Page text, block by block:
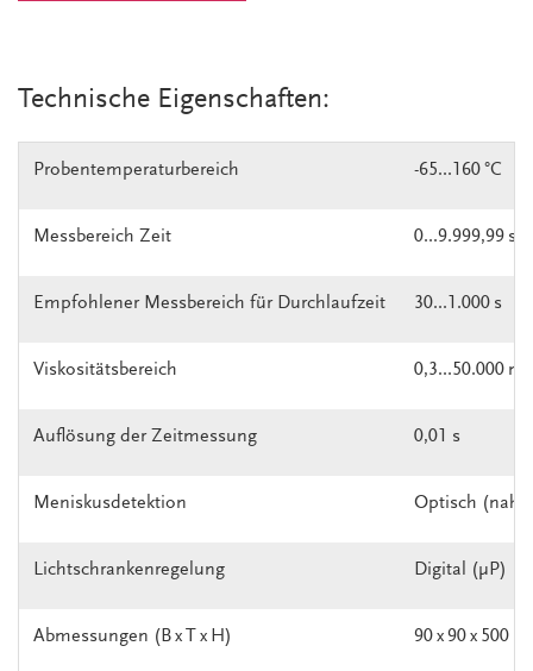
Technische Eigenschaften:
Probentemperaturbereich -65...160 °C
Messbereich Zeit 0...9.999,99 s
Empfohlener Messbereich für Durchlaufzeit 30...1.000 s
Viskositätsbereich 0,3...50.000
Auflösung der Zeitmessung 0,01 s
Meniskusdetektion Optisch
Lichtschrankenregelung Digital (μP)
Abmessungen (B x T x H) 90 x 90 x 500